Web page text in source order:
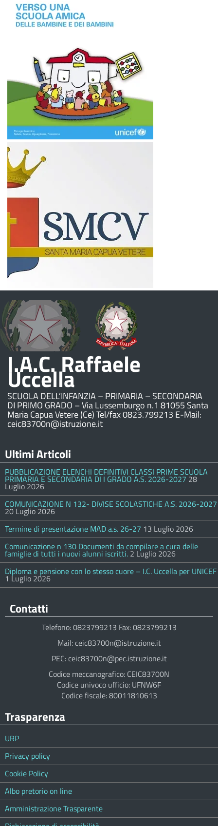
I.A.C. Raffaele
Uccella
SCUOLA DELL’INFANZIA – PRIMARIA – SECONDARIA
DI PRIMO GRADO – Via Lussemburgo n.1 81055 Santa
Maria Capua Vetere (Ce) Tel/fax 0823.799213 E-Mail:
ceic83700n@istruzione.it
Ultimi Articoli
PUBBLICAZIONE ELENCHI DEFINITIVI CLASSI PRIME SCUOLA
PRIMARIA E SECONDARIA DI I GRADO A.S. 2026-2027 28
Luglio 2026
COMUNICAZIONE N 132- DIVISE SCOLASTICHE A.S. 2026-2027
20 Luglio 2026
Termine di presentazione MAD a.s. 26-27 13 Luglio 2026
Comunicazione n 130 Documenti da compilare a cura delle
famiglie di tutti i nuovi alunni iscritti. 2 Luglio 2026
Diploma e pensione con lo stesso cuore – I.C. Uccella per UNICEF
1 Luglio 2026
Contatti
Telefono: 0823799213 Fax: 0823799213
Mail: ceic83700n@istruzione.it
PEC: ceic83700n@pec.istruzione.it
Codice meccanografico: CEIC83700N
Codice univoco ufficio: UFNW6F
Codice fiscale: 80011810613
Trasparenza
URP
Privacy policy
Cookie Policy
Albo pretorio on line
Amministrazione Trasparente